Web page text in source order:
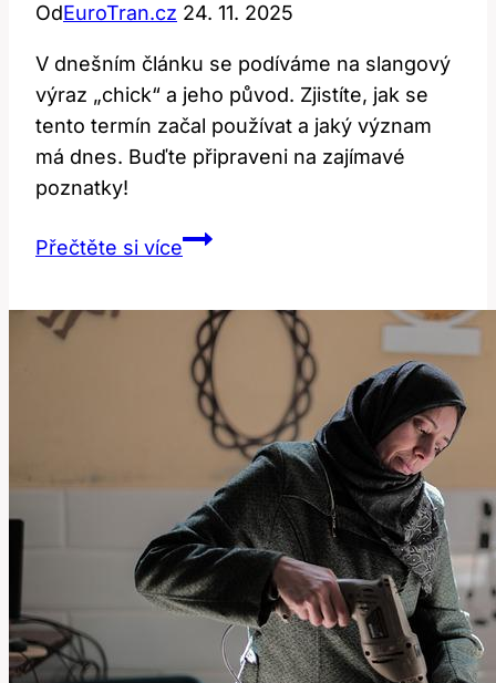
OdEuroTran.cz 24. 11. 2025
V dnešním článku se podíváme na slangový
výraz „chick“ a jeho původ. Zjistíte, jak se
tento termín začal používat a jaký význam
má dnes. Buďte připraveni na zajímavé
poznatky!
Přečtěte si víceChick:
Jeho
Původ!